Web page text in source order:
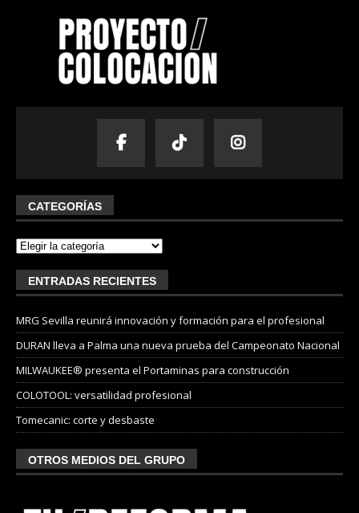
CATEGORÍAS
ENTRADAS RECIENTES
MRG Sevilla reunirá innovación y formación para el profesional
DURAN lleva a Palma una nueva prueba del Campeonato Nacional
MILWAUKEE® presenta el Portaminas para construcción
COLOTOOL: versatilidad profesional
Tomecanic: corte y desbaste
OTROS MEDIOS DEL GRUPO